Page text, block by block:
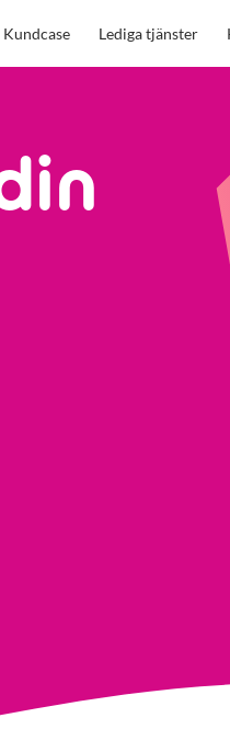
Kundcase Lediga tjänster